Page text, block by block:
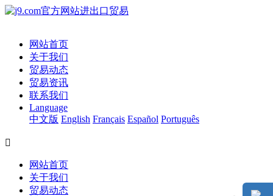
网站首页
关于我们
贸易动态
贸易资讯
联系我们
Language
中文版 English Français Español Português

网站首页
关于我们
贸易动态